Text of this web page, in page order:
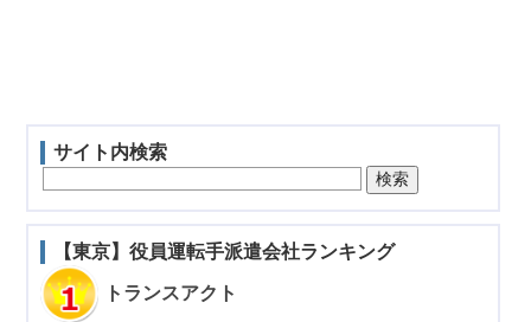
サイト内検索
【東京】役員運転手派遣会社ランキング
トランスアクト